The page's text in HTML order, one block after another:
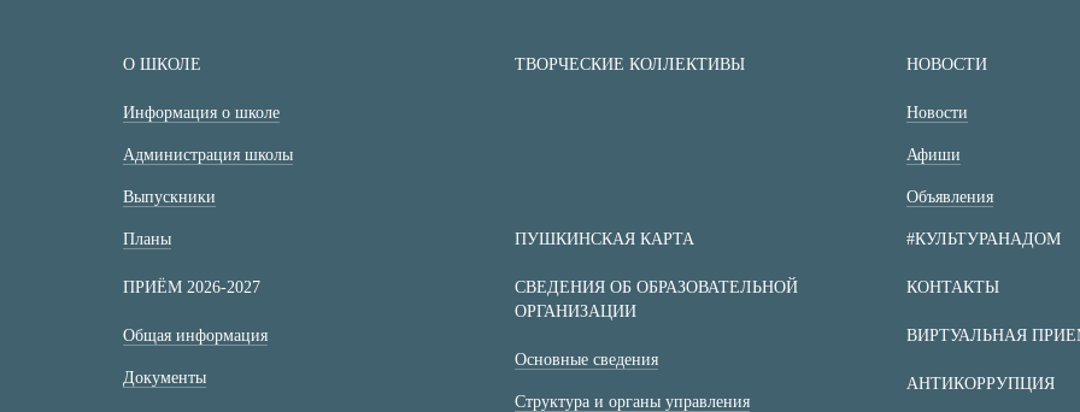
О ШКОЛЕ
Информация о школе
Администрация школы
Выпускники
Планы
ТВОРЧЕСКИЕ КОЛЛЕКТИВЫ НОВОСТИ
Новости
Афиши
Объявления
ПУШКИНСКАЯ КАРТА #КУЛЬТУРАНАДОМ
ПРИЁМ 2026-2027
Общая информация
Документы
СВЕДЕНИЯ ОБ ОБРАЗОВАТЕЛЬНОЙ
ОРГАНИЗАЦИИ
Основные сведения
Структура и органы управления
КОНТАКТЫ
ВИРТУАЛЬНАЯ
АНТИКОРРУПЦИЯ